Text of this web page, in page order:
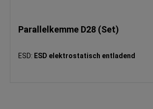
Parallelkemme D28 (Set)
ESD: ESD elektrostatisch entladend